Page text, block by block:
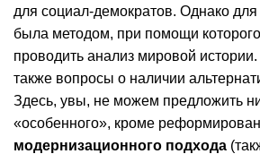
для социал-демократов. Однако
была методом, при помощи
проводить анализ мировой
также вопросы о наличии
Здесь, увы, не можем предложить
«особенного», кроме
модернизационного подхода